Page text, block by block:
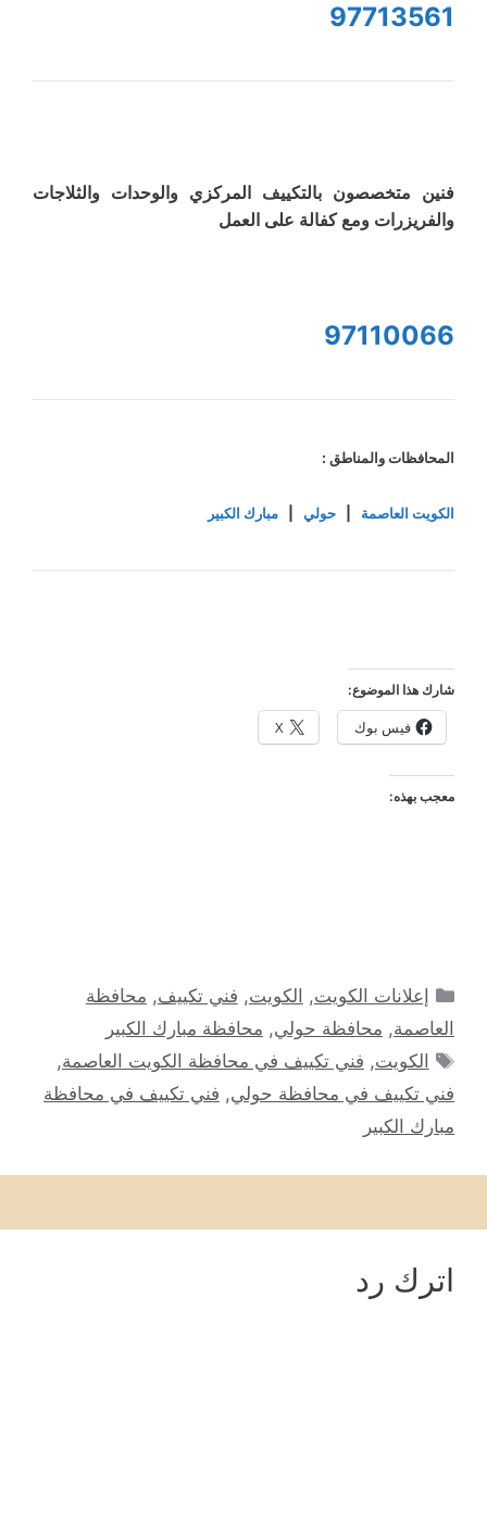
97713561
فنين متخصصون بالتكييف المركزي والوحدات والثلاجات
والفريزرات ومع كفالة على العمل
97110066
المحافظات والمناطق :
الكويت العاصمة حولي مبارك الكبير
شارك هذا الموضوع:
فيس بوك X
معجب بهذه:
التصنيفات
إعلانات الكويت, الكويت, فني تكييف, محافظة
العاصمة, محافظة حولي, محافظة مبارك الكبير
الوسوم
الكويت, فني تكييف في محافظة الكويت العاصمة,
فني تكييف في محافظة حولي, فني تكييف في محافظة
مبارك الكبير
اترك رد